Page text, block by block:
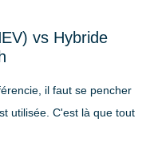
vs Hybride
il faut se pencher
utilisée. C'est là que tout